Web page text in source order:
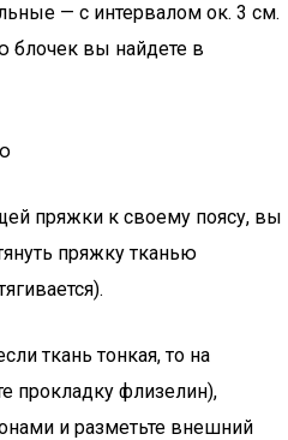
— с интервалом ок. 3 см.
блочек вы найдете в
пряжки к своему поясу, вы
пряжку тканью
ткань тонкая, то на
прокладку флизелин),
и разметьте внешний